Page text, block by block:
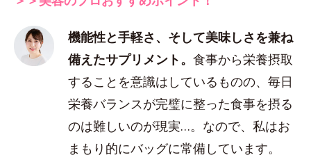
機能性と手軽さ、そして美味しさを兼ね
備えたサプリメント。食事から栄養摂取
することを意識はしているものの、毎日
栄養バランスが完璧に整った食事を摂る
のは難しいのが現実…。なので、私はお
まもり的にバッグに常備しています。